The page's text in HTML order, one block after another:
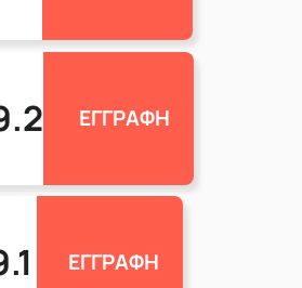
ΕΓΓΡΑΦΗ
ΕΓΓΡΑΦΗ